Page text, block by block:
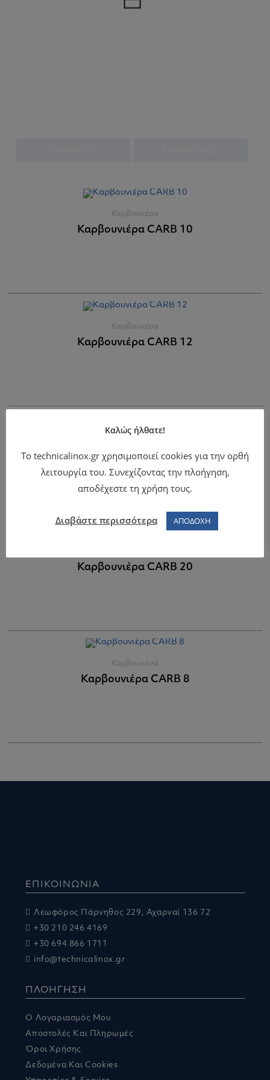
Καρβουνιέρα
Καρβουνιέρα CARB 10
Καρβουνιέρα
Καρβουνιέρα CARB 12
Καρβουνιέρα CARB 15
Καρβουνιέρα CARB 20
Καρβουνιέρα
Καρβουνιέρα CARB 8
ΕΠΙΚΟΙΝΩΝΙΑ
Λεωφόρος Πάρνηθος 229, Αχαρναί 136 72
+30 210 246 4169
+30 694 866 1711
info@technicalinox.gr
ΠΛΟΗΓΗΣΗ
Ο Λογαριασμός Μου
Αποστολές Και Πληρωμές
Όροι Χρήσης
Δεδομένα Και Cookies
Καλώς ήλθατε!
Το technicalinox.gr χρησιμοποιεί cookies για την ορθή
λειτουργία του. Συνεχίζοντας την πλοήγηση,
αποδέχεστε τη χρήση τους.
Διαβάστε περισσότερα ΑΠΟΔΟΧΗ